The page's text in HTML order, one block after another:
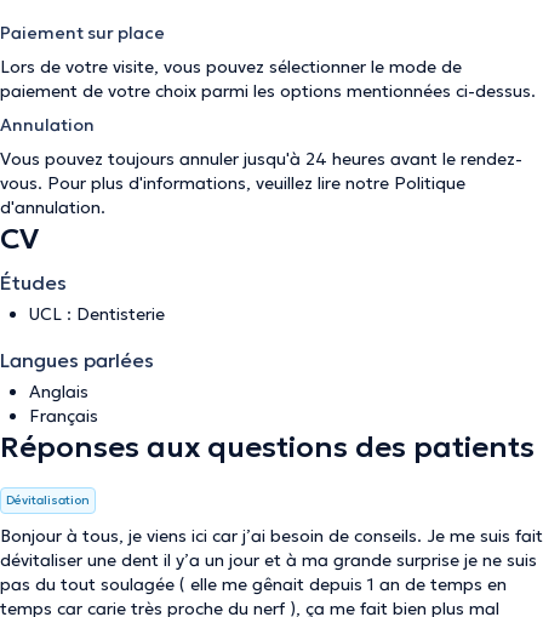
Paiement sur place
Lors de votre visite, vous pouvez sélectionner le mode de
paiement de votre choix parmi les options mentionnées ci-dessus.
Annulation
Vous pouvez toujours annuler jusqu'à 24 heures avant le rendez-
vous. Pour plus d'informations, veuillez lire notre Politique
d'annulation.
CV
Études
UCL : Dentisterie
Langues parlées
Anglais
Français
Réponses aux questions des patients
Dévitalisation
Bonjour à tous, je viens ici car j’ai besoin de conseils. Je me suis fait
dévitaliser une dent il y’a un jour et à ma grande surprise je ne suis
pas du tout soulagée ( elle me gênait depuis 1 an de temps en
temps car carie très proche du nerf ), ça me fait bien plus mal